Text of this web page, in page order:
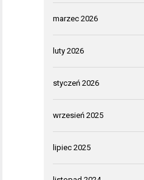
marzec 2026
luty 2026
styczeń 2026
wrzesień 2025
lipiec 2025